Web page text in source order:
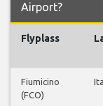
Airport?
Flyplass
Fiumicino
(FCO)